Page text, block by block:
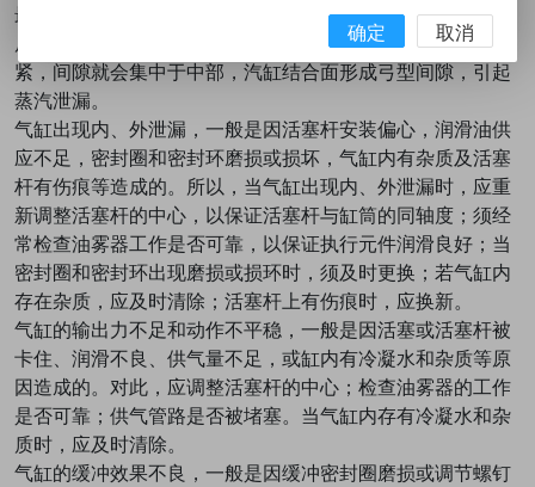
最大的地方紧固，这样就会把变形最大的处的间隙向汽缸前
后的自由端转移，最后间隙渐渐消失。如果是从两边向中间
紧，间隙就会集中于中部，汽缸结合面形成弓型间隙，引起
蒸汽泄漏。
气缸出现内、外泄漏，一般是因活塞杆安装偏心，润滑油供
应不足，密封圈和密封环磨损或损坏，气缸内有杂质及活塞
杆有伤痕等造成的。所以，当气缸出现内、外泄漏时，应重
新调整活塞杆的中心，以保证活塞杆与缸筒的同轴度；须经
常检查油雾器工作是否可靠，以保证执行元件润滑良好；当
密封圈和密封环出现磨损或损环时，须及时更换；若气缸内
存在杂质，应及时清除；活塞杆上有伤痕时，应换新。
气缸的输出力不足和动作不平稳，一般是因活塞或活塞杆被
卡住、润滑不良、供气量不足，或缸内有冷凝水和杂质等原
因造成的。对此，应调整活塞杆的中心；检查油雾器的工作
是否可靠；供气管路是否被堵塞。当气缸内存有冷凝水和杂
质时，应及时清除。
气缸的缓冲效果不良，一般是因缓冲密封圈磨损或调节螺钉
确定 取消